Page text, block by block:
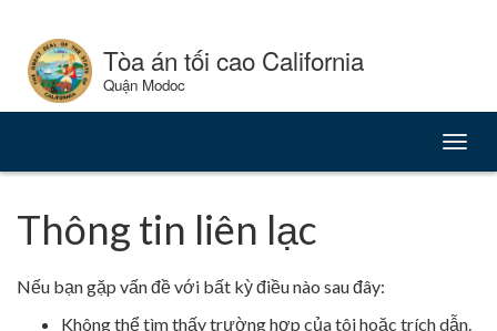
Content
Tòa án tối cao California
Quận Modoc
Thông tin liên lạc
Nếu bạn gặp vấn đề với bất kỳ điều nào sau đây:
Không thể tìm thấy trường hợp của tôi hoặc trích dẫn.